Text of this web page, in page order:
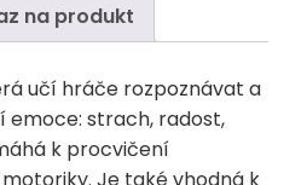
na produkt
učí hráče rozpoznávat a
emoce: strach, radost,
k procvičení
Je také vhodná k